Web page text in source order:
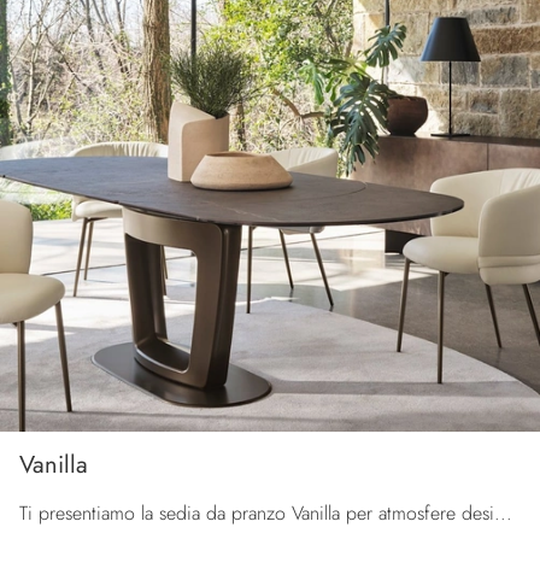
Vanilla
Ti presentiamo la sedia da pranzo Vanilla per atmosfere design, tra le più originali Sedie fisse di Calligaris.